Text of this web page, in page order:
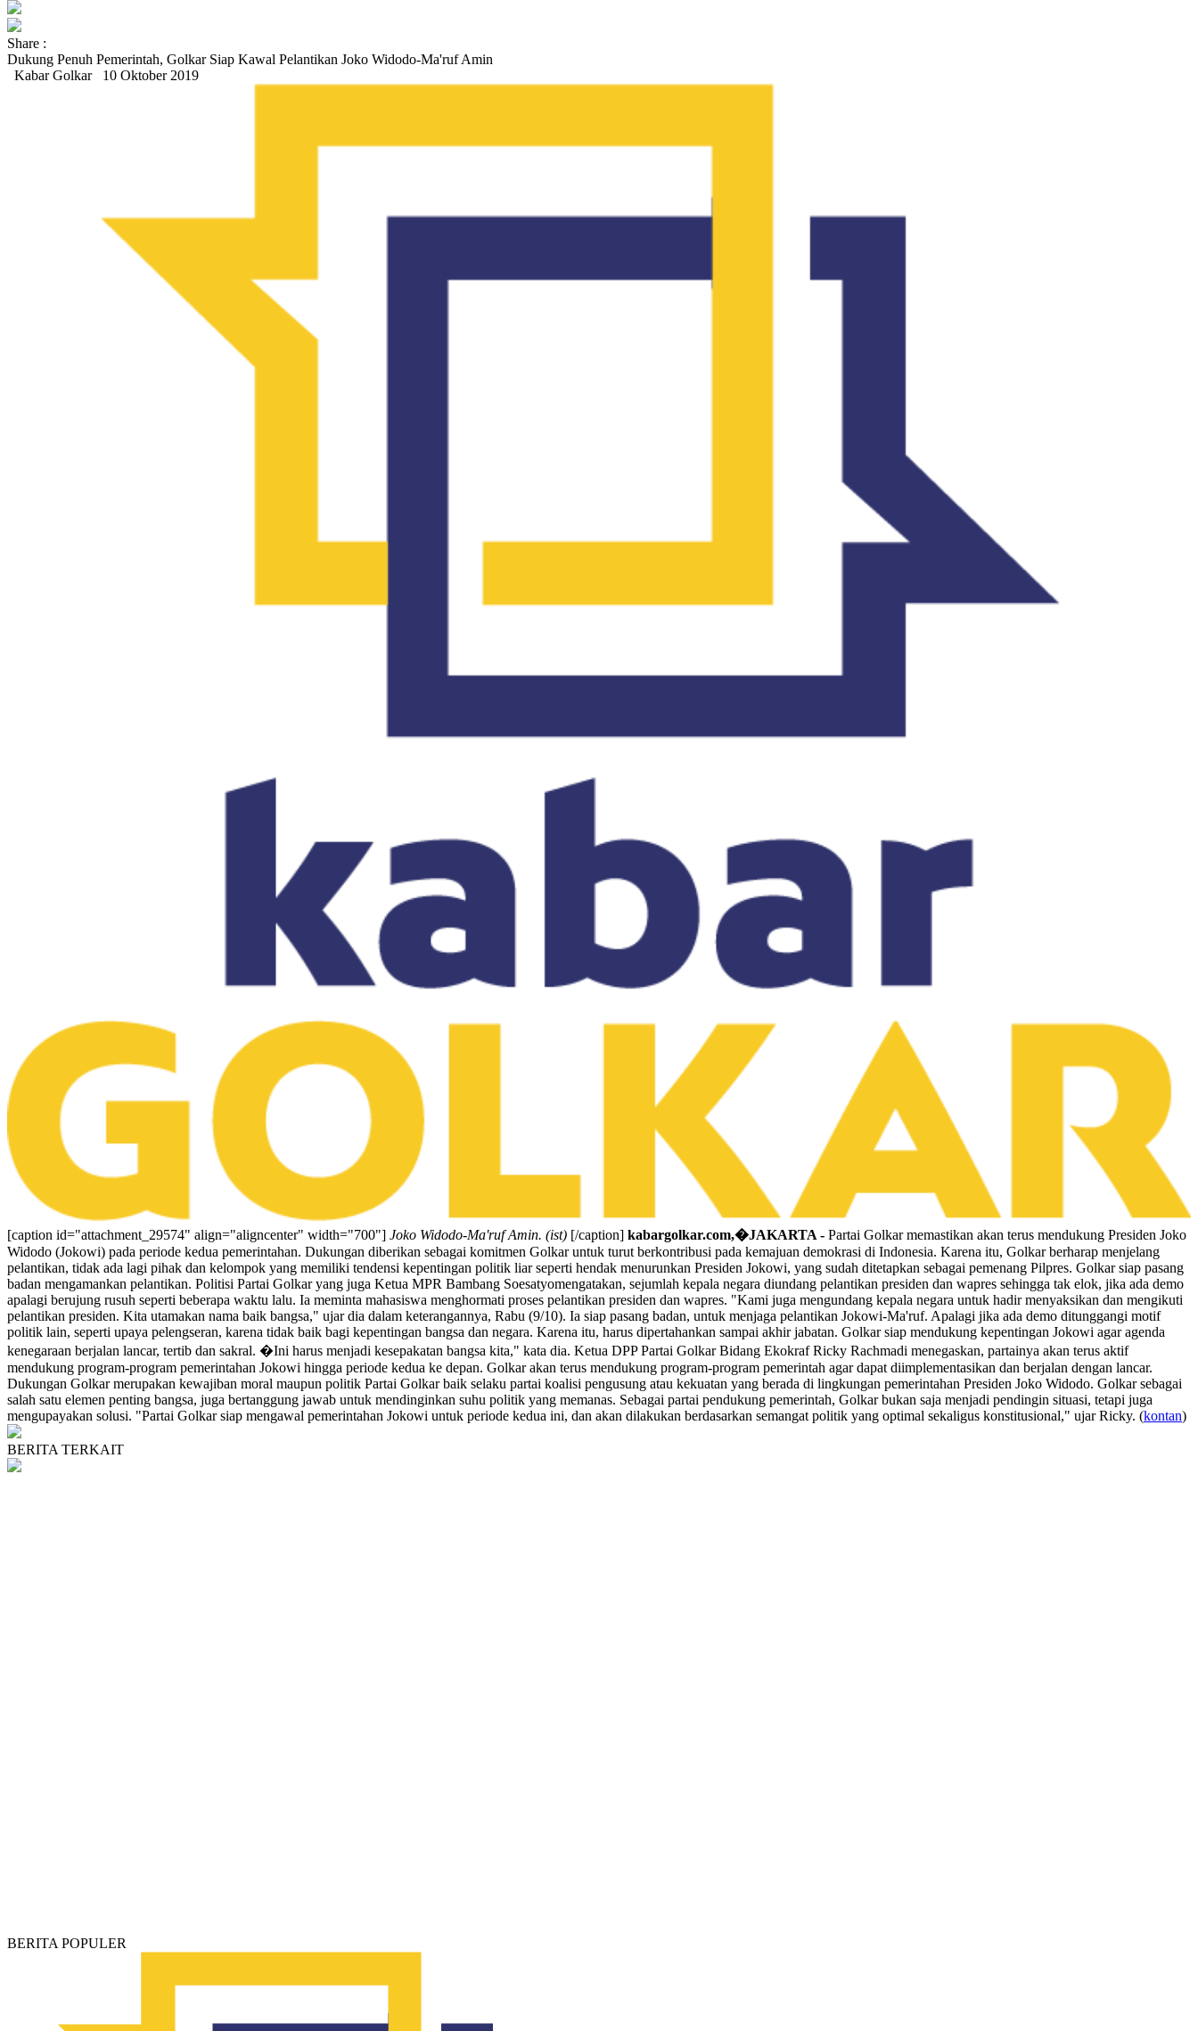
Share :
Dukung Penuh Pemerintah, Golkar Siap Kawal Pelantikan Joko Widodo-Ma'ruf Amin
Kabar Golkar
10 Oktober 2019
[caption id="attachment_29574" align="aligncenter" width="700"] Joko Widodo-Ma'ruf Amin. (ist) [/caption] kabargolkar.com,�JAKARTA - Partai Golkar memastikan akan terus mendukung Presiden Joko
Widodo (Jokowi) pada periode kedua pemerintahan. Dukungan diberikan sebagai komitmen Golkar untuk turut berkontribusi pada kemajuan demokrasi di Indonesia. Karena itu, Golkar berharap menjelang
pelantikan, tidak ada lagi pihak dan kelompok yang memiliki tendensi kepentingan politik liar seperti hendak menurunkan Presiden Jokowi, yang sudah ditetapkan sebagai pemenang Pilpres. Golkar siap pasang
badan mengamankan pelantikan. Politisi Partai Golkar yang juga Ketua MPR Bambang Soesatyomengatakan, sejumlah kepala negara diundang pelantikan presiden dan wapres sehingga tak elok, jika ada demo
apalagi berujung rusuh seperti beberapa waktu lalu. Ia meminta mahasiswa menghormati proses pelantikan presiden dan wapres. "Kami juga mengundang kepala negara untuk hadir menyaksikan dan mengikuti
pelantikan presiden. Kita utamakan nama baik bangsa," ujar dia dalam keterangannya, Rabu (9/10). Ia siap pasang badan, untuk menjaga pelantikan Jokowi-Ma'ruf. Apalagi jika ada demo ditunggangi motif
politik lain, seperti upaya pelengseran, karena tidak baik bagi kepentingan bangsa dan negara. Karena itu, harus dipertahankan sampai akhir jabatan. Golkar siap mendukung kepentingan Jokowi agar agenda
kenegaraan berjalan lancar, tertib dan sakral. �Ini harus menjadi kesepakatan bangsa kita," kata dia. Ketua DPP Partai Golkar Bidang Ekokraf Ricky Rachmadi menegaskan, partainya akan terus aktif
mendukung program-program pemerintahan Jokowi hingga periode kedua ke depan. Golkar akan terus mendukung program-program pemerintah agar dapat diimplementasikan dan berjalan dengan lancar.
Dukungan Golkar merupakan kewajiban moral maupun politik Partai Golkar baik selaku partai koalisi pengusung atau kekuatan yang berada di lingkungan pemerintahan Presiden Joko Widodo. Golkar sebagai
salah satu elemen penting bangsa, juga bertanggung jawab untuk mendinginkan suhu politik yang memanas. Sebagai partai pendukung pemerintah, Golkar bukan saja menjadi pendingin situasi, tetapi juga
mengupayakan solusi. "Partai Golkar siap mengawal pemerintahan Jokowi untuk periode kedua ini, dan akan dilakukan berdasarkan semangat politik yang optimal sekaligus konstitusional," ujar Ricky. (kontan)
BERITA TERKAIT
BERITA POPULER